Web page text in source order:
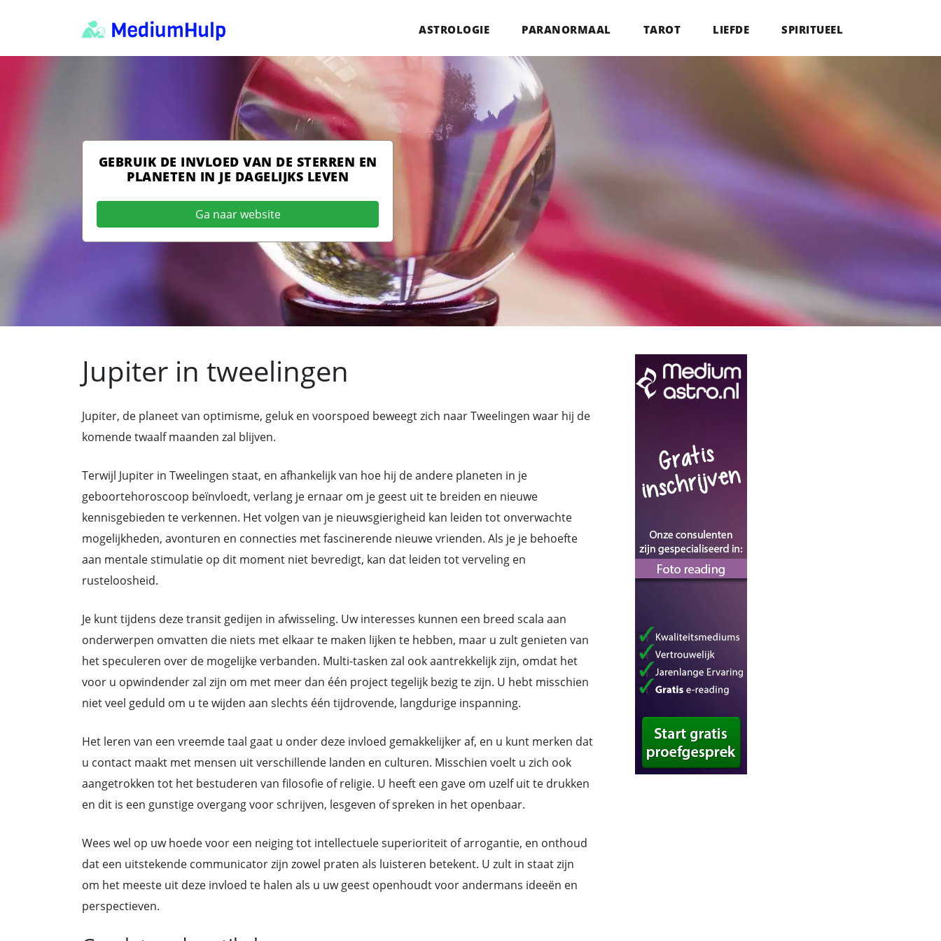
ASTROLOGIE PARANORMAAL TAROT LIEFDE SPIRITUEEL
GEBRUIK DE INVLOED VAN DE STERREN EN
PLANETEN IN JE DAGELIJKS LEVEN
Ga naar website
Jupiter in tweelingen
Jupiter, de planeet van optimisme, geluk en voorspoed beweegt zich naar Tweelingen waar hij de
komende twaalf maanden zal blijven.
Terwijl Jupiter in Tweelingen staat, en afhankelijk van hoe hij de andere planeten in je
geboortehoroscoop beïnvloedt, verlang je ernaar om je geest uit te breiden en nieuwe
kennisgebieden te verkennen. Het volgen van je nieuwsgierigheid kan leiden tot onverwachte
mogelijkheden, avonturen en connecties met fascinerende nieuwe vrienden. Als je je behoefte
aan mentale stimulatie op dit moment niet bevredigt, kan dat leiden tot verveling en
rusteloosheid.
Je kunt tijdens deze transit gedijen in afwisseling. Uw interesses kunnen een breed scala aan
onderwerpen omvatten die niets met elkaar te maken lijken te hebben, maar u zult genieten van
het speculeren over de mogelijke verbanden. Multi-tasken zal ook aantrekkelijk zijn, omdat het
voor u opwindender zal zijn om met meer dan één project tegelijk bezig te zijn. U hebt misschien
niet veel geduld om u te wijden aan slechts één tijdrovende, langdurige inspanning.
Het leren van een vreemde taal gaat u onder deze invloed gemakkelijker af, en u kunt merken dat
u contact maakt met mensen uit verschillende landen en culturen. Misschien voelt u zich ook
aangetrokken tot het bestuderen van filosofie of religie. U heeft een gave om uzelf uit te drukken
en dit is een gunstige overgang voor schrijven, lesgeven of spreken in het openbaar.
Wees wel op uw hoede voor een neiging tot intellectuele superioriteit of arrogantie, en onthoud
dat een uitstekende communicator zijn zowel praten als luisteren betekent. U zult in staat zijn
om het meeste uit deze invloed te halen als u uw geest openhoudt voor andermans ideeën en
perspectieven.